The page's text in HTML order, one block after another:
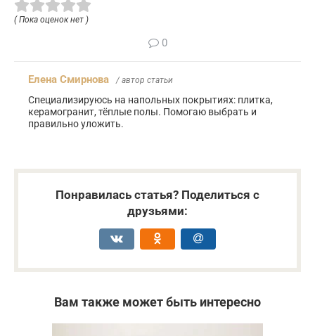
( Пока оценок нет )
0
Елена Смирнова / автор статьи
Специализируюсь на напольных покрытиях: плитка,
керамогранит, тёплые полы. Помогаю выбрать и
правильно уложить.
Понравилась статья? Поделиться с
друзьями:
Вам также может быть интересно